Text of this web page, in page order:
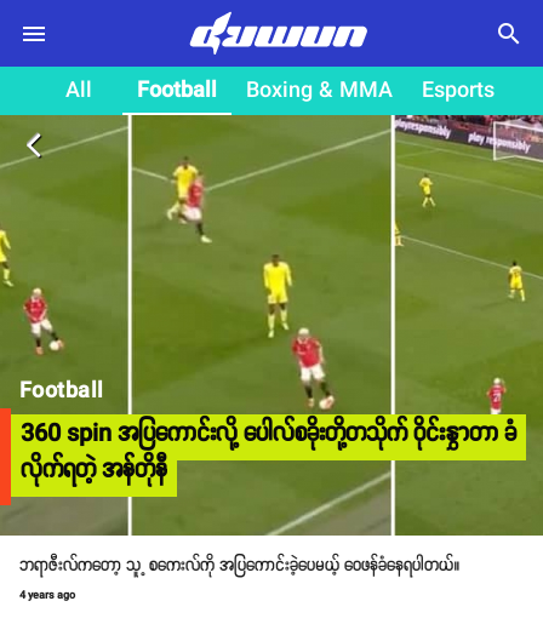
search
All Football Boxing & MMA Esports
arrow_back_ios
Football
360 spin အပြကောင်းလို့ ပေါလ်စခိုးတို့တသိုက် ဝိုင်းနွှာတာ ခံ
လိုက်ရတဲ့ အန်တိုနီ
ဘရာဇီးလ်ကတော့ သူ့ စကေးလ်ကို အပြကောင်းခဲ့ပေမယ့် ဝေဖန်ခံနေရပါတယ်။
4 years ago